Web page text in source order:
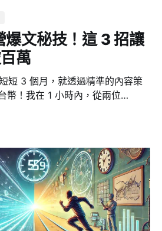
力和理解力。 值得注意的
會進行隨機的「
文秘技！這 3 招讓
萬
短 3 個月，就透過精準的內容策
幣！我在 1 小時內，從兩位
」的祕訣，特別整理 3 大翻轉思維
上，留言確實能幫助曝光，
流量的貼文上，基本等於白忙一
你根本衝不起來。 留言駭客